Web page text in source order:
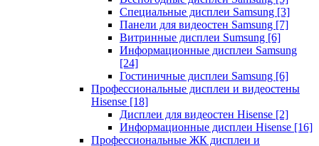
Специальные дисплеи Samsung [3]
Панели для видеостен Samsung [7]
Витринные дисплеи Sumsung [6]
Информационные дисплеи Samsung
[24]
Гостиничные дисплеи Samsung [6]
Профессиональные дисплеи и видеостены
Hisense [18]
Дисплеи для видеостен Hisense [2]
Информационные дисплеи Hisense [16]
Профессиональные ЖК дисплеи и